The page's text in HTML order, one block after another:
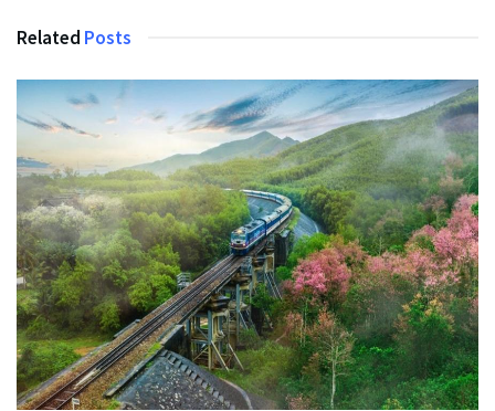
Related Posts